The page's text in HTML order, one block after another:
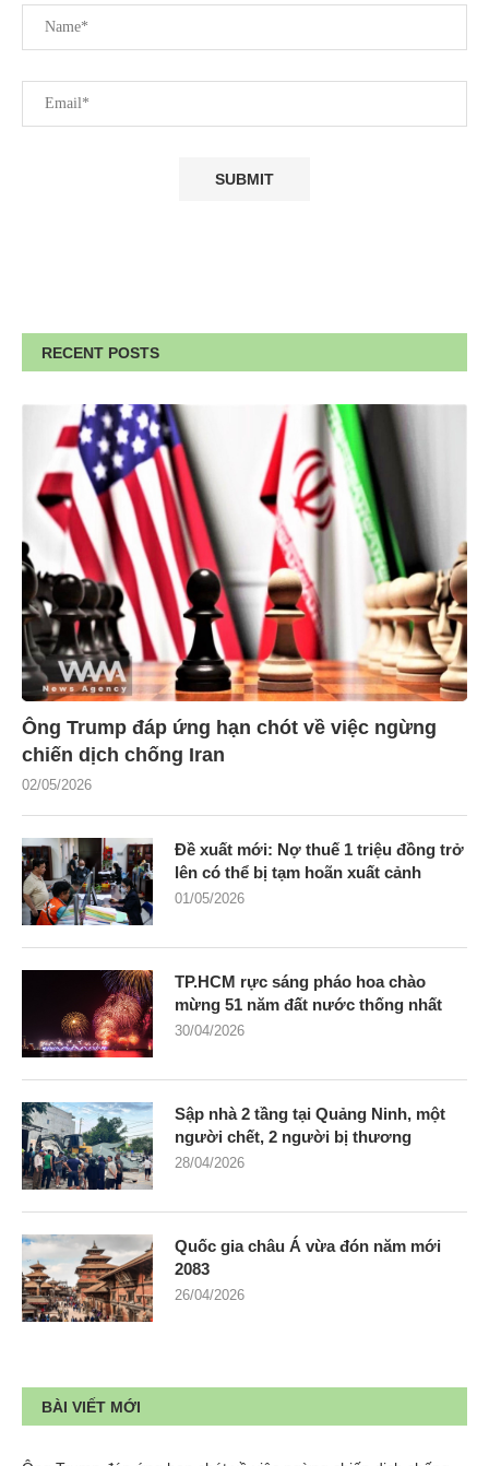
RECENT POSTS
Ông Trump đáp ứng hạn chót về việc ngừng
chiến dịch chống Iran
02/05/2026
Đề xuất mới: Nợ thuế 1 triệu đồng trở
lên có thể bị tạm hoãn xuất cảnh
01/05/2026
TP.HCM rực sáng pháo hoa chào
mừng 51 năm đất nước thống nhất
30/04/2026
Sập nhà 2 tầng tại Quảng Ninh, một
người chết, 2 người bị thương
28/04/2026
Quốc gia châu Á vừa đón năm mới
2083
26/04/2026
BÀI VIẾT MỚI